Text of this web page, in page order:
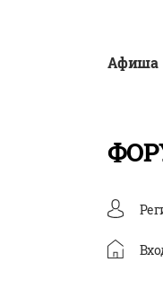
Афиша